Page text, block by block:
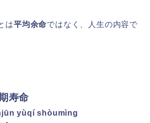
は平均余命ではなく、人生の内容で
寿命
yùqí shòumìng